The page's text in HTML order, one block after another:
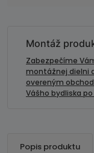
Montáž
Zabezpečíme
montážnej dielni
overeným
Vášho bydliska po
Popis produktu